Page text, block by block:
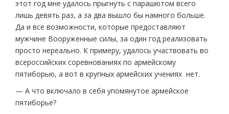
этот год мне удалось прыгнуть с парашютом всего
лишь девять раз, а за два вышло бы намного больше.
Да и все возможности, которые предоставляют
мужчине Вооруженные силы, за один год реализовать
просто нереально. К примеру, удалось участвовать во
всероссийских соревнованиях по армейскому
пятиборью, а вот в крупных армейских учениях нет.
— А что включало в себя упомянутое армейское
пятиборье?